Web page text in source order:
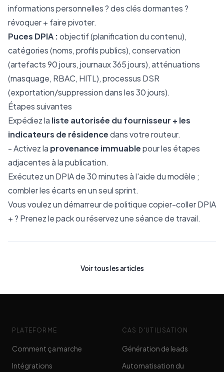
informations personnelles ? des clés dormantes ?
révoquer + faire pivoter.
Puces DPIA :objectif (planification du contenu),
catégories (noms, profils publics), conservation
(artefacts 90 jours, journaux 365 jours), atténuations
(masquage, RBAC, HITL), processus DSR
(exportation/suppression dans les 30 jours).
Étapes suivantes
Expédiez la liste autorisée du fournisseur + les
indicateurs de résidencedans votre routeur.
- Activez la provenance immuablepour les étapes
adjacentes à la publication.
Exécutez un DPIA de 30 minutes à l'aide du modèle ;
combler les écarts en un seul sprint.
Vous voulez un démarreur de politique copier-coller DPIA
+ ? Prenez le pack ou réservez une séance de travail.
Voir tous les articles
PLATEFORME
Comment ça marche
Intégrations
CAS D'UTILISATION
Génération de leads
Automatisation du